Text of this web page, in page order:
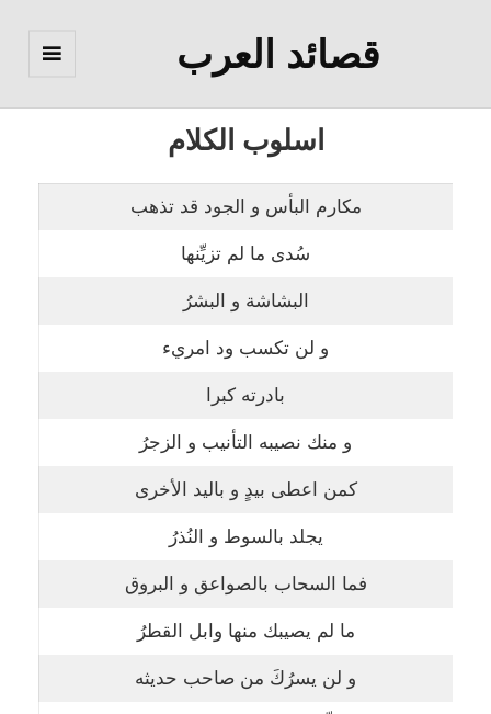
قصائد العرب
اسلوب الكلام
مكارم البأس و الجود قد تذهب
سُدى ما لم تزيِّنها
البشاشة و البشرُ
و لن تكسب ود امريء
بادرته كبرا
و منك نصيبه التأنيب و الزجرُ
كمن اعطى بيدٍ و باليد الأخرى
يجلد بالسوط و النُذرُ
فما السحاب بالصواعق و البروق
ما لم يصيبك منها وابل القطرُ
و لن يسرُكَ من صاحب حديثه